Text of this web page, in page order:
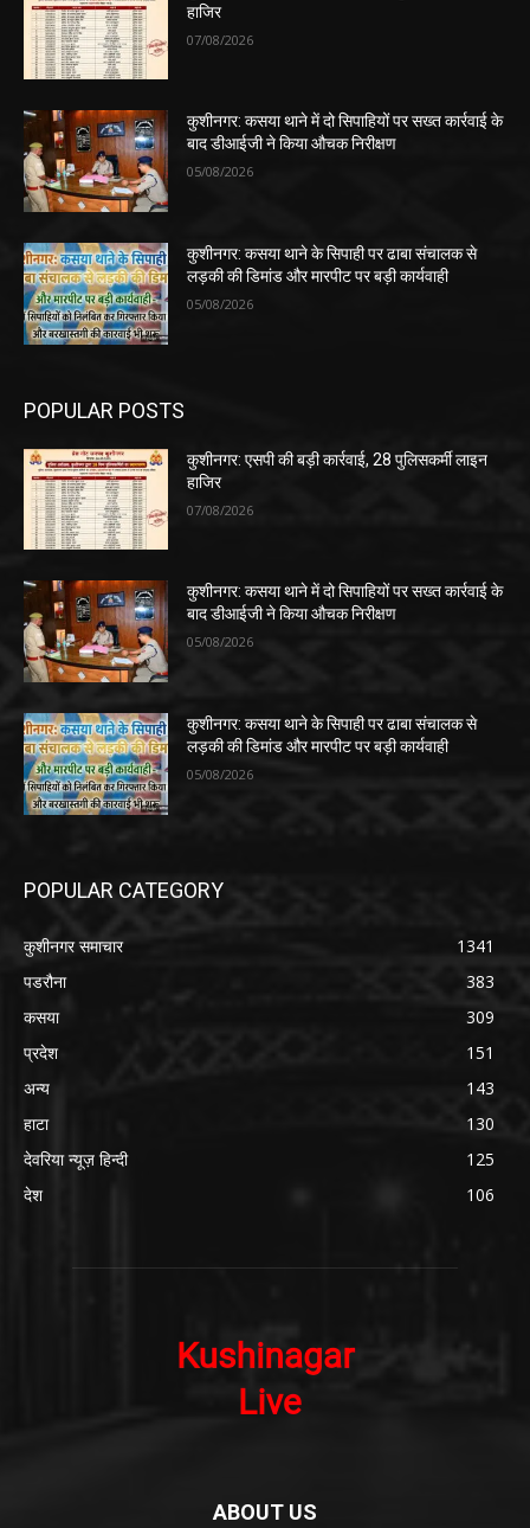
हाजिर
07/08/2026
कुशीनगर: कसया थाने में दो सिपाहियों पर सख्त कार्रवाई के
बाद डीआईजी ने किया औचक निरीक्षण
05/08/2026
कुशीनगर: कसया थाने के सिपाही पर ढाबा संचालक से
लड़की की डिमांड और मारपीट पर बड़ी कार्यवाही
05/08/2026
POPULAR POSTS
कुशीनगर: एसपी की बड़ी कार्रवाई, 28 पुलिसकर्मी लाइन
हाजिर
07/08/2026
कुशीनगर: कसया थाने में दो सिपाहियों पर सख्त कार्रवाई के
बाद डीआईजी ने किया औचक निरीक्षण
05/08/2026
कुशीनगर: कसया थाने के सिपाही पर ढाबा संचालक से
लड़की की डिमांड और मारपीट पर बड़ी कार्यवाही
05/08/2026
POPULAR CATEGORY
कुशीनगर समाचार
1341
पडरौना
383
कसया
309
प्रदेश
151
अन्य
143
हाटा
130
देवरिया न्यूज़ हिन्दी
125
देश
106
ABOUT US